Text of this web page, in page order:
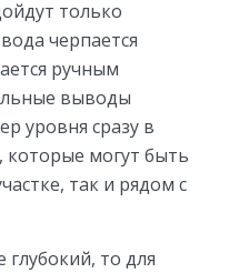
только
черпается
ручным
выводы
уровня сразу в
которые могут быть
так и рядом с
глубокий, то для